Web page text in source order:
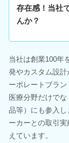
存在感！当社
んか？
当社は創業100年
発やカスタム設
ーポレートブラン
医療分野だけで
品等）にも参入
ーカーとの取引
えています。